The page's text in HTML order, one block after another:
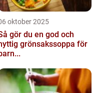
oktober 2025
gör du en god och
grönsakssoppa för